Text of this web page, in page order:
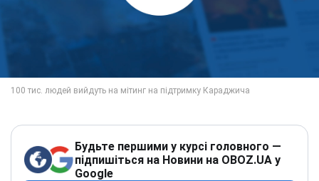
Будьте першими у курсі головного —
підпишіться на Новини на OBOZ.UA у
Google